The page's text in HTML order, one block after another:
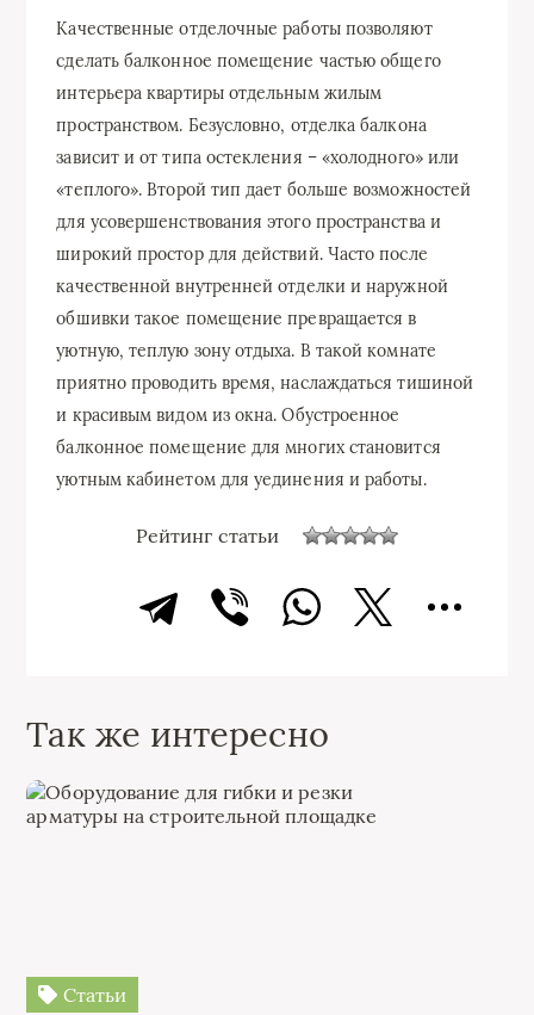
Качественные отделочные работы позволяют
сделать балконное помещение частью общего
интерьера квартиры отдельным жилым
пространством. Безусловно, отделка балкона
зависит и от типа остекления – «холодного» или
«теплого». Второй тип дает больше возможностей
для усовершенствования этого пространства и
широкий простор для действий. Часто после
качественной внутренней отделки и наружной
обшивки такое помещение превращается в
уютную, теплую зону отдыха. В такой комнате
приятно проводить время, наслаждаться тишиной
и красивым видом из окна. Обустроенное
балконное помещение для многих становится
уютным кабинетом для уединения и работы.
Рейтинг статьи
Так же интересно
Статьи